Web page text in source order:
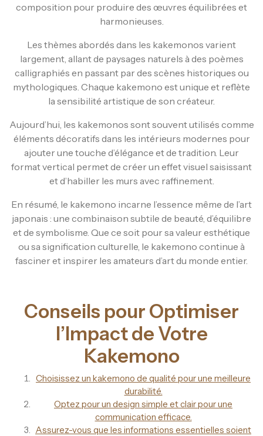
composition pour produire des œuvres équilibrées et
harmonieuses.
Les thèmes abordés dans les kakemonos varient
largement, allant de paysages naturels à des poèmes
calligraphiés en passant par des scènes historiques ou
mythologiques. Chaque kakemono est unique et reflète
la sensibilité artistique de son créateur.
Aujourd’hui, les kakemonos sont souvent utilisés comme
éléments décoratifs dans les intérieurs modernes pour
ajouter une touche d’élégance et de tradition. Leur
format vertical permet de créer un effet visuel saisissant
et d’habiller les murs avec raffinement.
En résumé, le kakemono incarne l’essence même de l’art
japonais : une combinaison subtile de beauté, d’équilibre
et de symbolisme. Que ce soit pour sa valeur esthétique
ou sa signification culturelle, le kakemono continue à
fasciner et inspirer les amateurs d’art du monde entier.
Conseils pour Optimiser
l’Impact de Votre
Kakemono
Choisissez un kakemono de qualité pour une meilleure
durabilité.
Optez pour un design simple et clair pour une
communication efficace.
Assurez-vous que les informations essentielles soient